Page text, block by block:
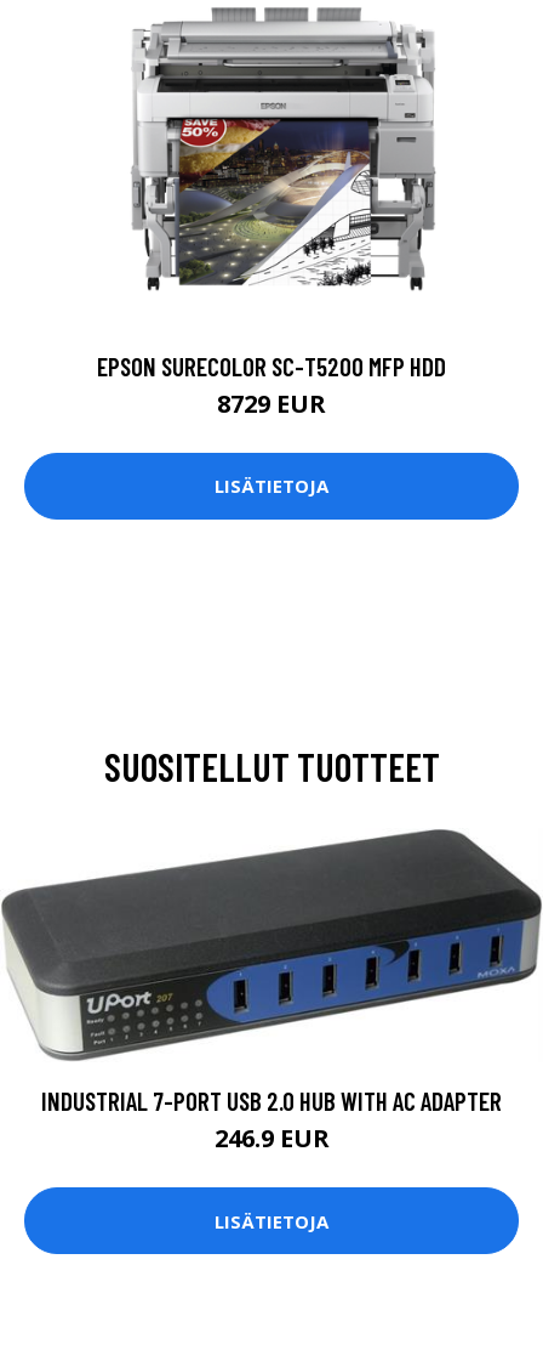
EPSON SURECOLOR SC-T5200 MFP HDD
8729 EUR
LISÄTIETOJA
SUOSITELLUT TUOTTEET
INDUSTRIAL 7-PORT USB 2.0 HUB WITH AC ADAPTER
246.9 EUR
LISÄTIETOJA